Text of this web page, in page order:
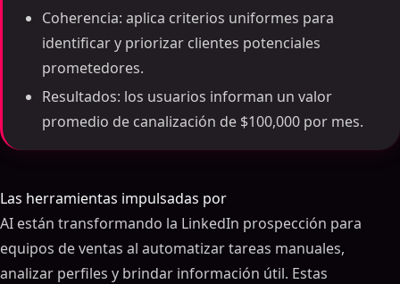
Coherencia: aplica criterios uniformes para
identificar y priorizar clientes potenciales
prometedores.
Resultados: los usuarios informan un valor
promedio de canalización de $100,000 por mes.
Las herramientas impulsadas por
AI están transformando la LinkedIn prospección para
equipos de ventas al automatizar tareas manuales,
analizar perfiles y brindar información útil. Estas